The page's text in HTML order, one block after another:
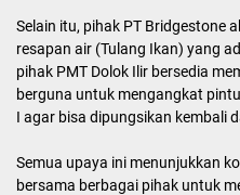
Selain itu, pihak PT Bridgestone
resapan air (Tulang Ikan) yang
pihak PMT Dolok Ilir bersedia
berguna untuk mengangkat
I agar bisa dipungsikan kembali
Semua upaya ini menunjukkan
bersama berbagai pihak untuk